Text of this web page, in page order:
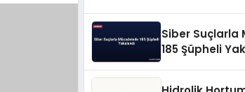
Siber Suçlarla
185 Şüpheli